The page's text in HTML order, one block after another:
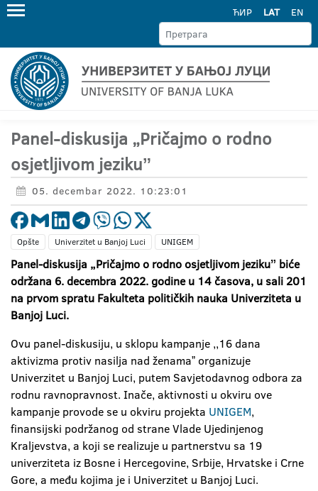
ЋИР LAT EN
Panel-diskusija „Pričajmo o rodno
osjetljivom jezikuˮ
05. decembar 2022. 10:23:01
Opšte Univerzitet u Banjoj Luci UNIGEM
Panel-diskusija „Pričajmo o rodno osjetljivom jezikuˮ biće
održana 6. decembra 2022. godine u 14 časova, u sali 201
na prvom spratu Fakulteta političkih nauka Univerziteta u
Banjoj Luci.
Ovu panel-diskusiju, u sklopu kampanje ,,16 dana
aktivizma protiv nasilja nad ženamaˮ organizuje
Univerzitet u Banjoj Luci, putem Savjetodavnog odbora za
rodnu ravnopravnost. Inače, aktivnosti u okviru ove
kampanje provode se u okviru projekta UNIGEM,
finansijski podržanog od strane Vlade Ujedinjenog
Kraljevstva, a koji se realizuje u partnerstvu sa 19
univerziteta iz Bosne i Hercegovine, Srbije, Hrvatske i Crne
Gore, a među kojima je i Univerzitet u Banjoj Luci.